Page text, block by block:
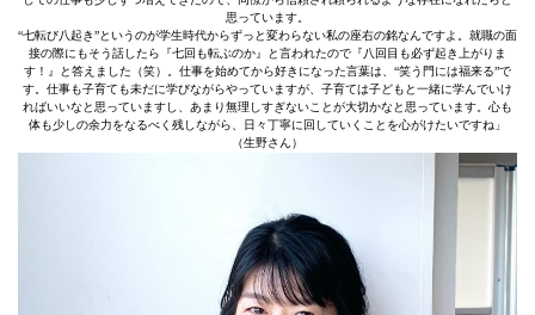
思っています。
“七転び八起き”というのが学生時代からずっと変わらない私の座右の銘なんですよ。就職の面
接の際にもそう話したら『七回も転ぶのか』と言われたので『八回目も必ず起き上がりま
す！』と答えました（笑）。仕事を始めてから好きになった言葉は、“笑う門には福来る”で
す。仕事も子育ても未だに学びながらやっていますが、子育ては子どもと一緒に学んでいけ
ればいいなと思っていますし、あまり無理しすぎないことが大切かなと思っています。心も
体も少しの余力をなるべく残しながら、日々丁寧に回していくことを心がけたいですね」
（生野さん）